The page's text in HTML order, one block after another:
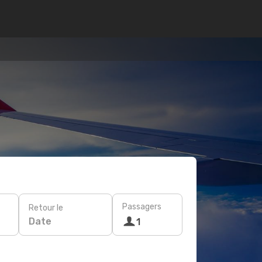
Retour le
Date
Passagers
1